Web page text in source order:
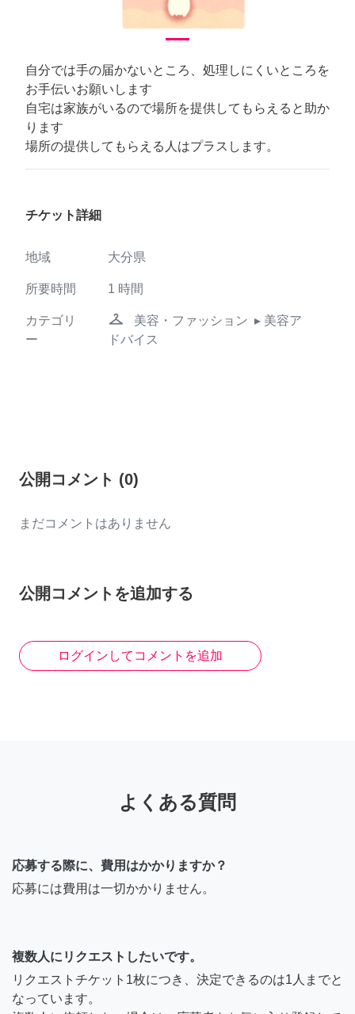
自分では手の届かないところ、処理しにくいところを
お手伝いお願いします
自宅は家族がいるので場所を提供してもらえると助か
ります
場所の提供してもらえる人はプラスします。
チケット詳細
地域 大分県
所要時間 1 時間
カテゴリ
ー
checkroom 美容・ファッション ▸ 美容ア
ドバイス
公開コメント (0)
まだコメントはありません
公開コメントを追加する
ログインしてコメントを追加
よくある質問
応募する際に、費用はかかりますか？
応募には費用は一切かかりません。
複数人にリクエストしたいです。
リクエストチケット1枚につき、決定できるのは1人までと
なっています。